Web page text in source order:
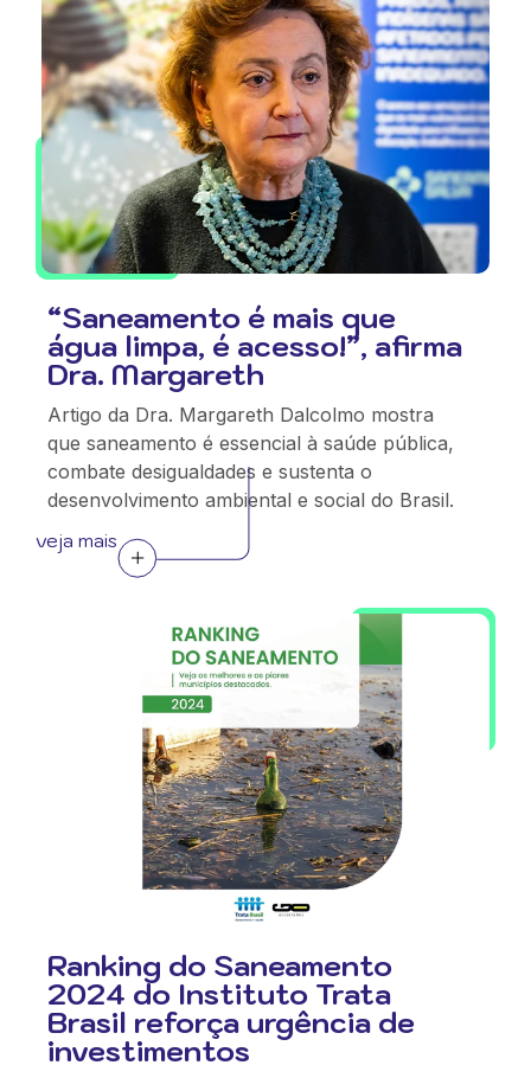
“Saneamento é mais que
água limpa, é acesso!”, afirma
Dra. Margareth
Artigo da Dra. Margareth Dalcolmo mostra
que saneamento é essencial à saúde pública,
combate desigualdades e sustenta o
desenvolvimento ambiental e social do Brasil.
veja mais
Ranking do Saneamento
2024 do Instituto Trata
Brasil reforça urgência de
investimentos